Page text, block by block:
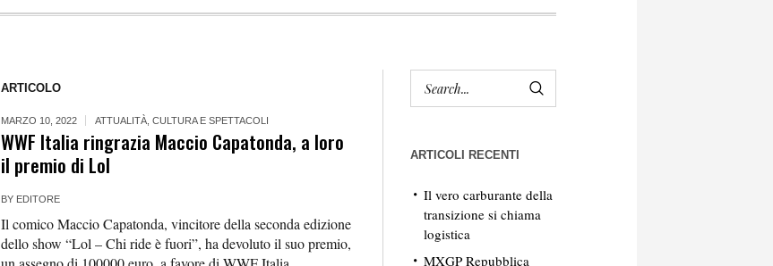
ARTICOLO
MARZO 10, 2022 ATTUALITÀ, CULTURA E SPETTACOLI
WWF Italia ringrazia Maccio Capatonda, a loro
il premio di Lol
BY EDITORE
Il comico Maccio Capatonda, vincitore della seconda edizione
dello show “Lol – Chi ride è fuori”, ha devoluto il suo premio,
ARTICOLI RECENTI
Il vero carburante della
transizione si chiama
logistica
MXGP Repubblica